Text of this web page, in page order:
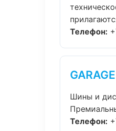
Телефон:
Шины и
Телефон: